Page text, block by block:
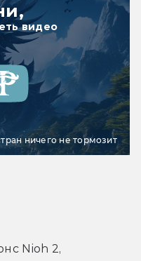
видео
ничего не тормозит
Nioh 2,